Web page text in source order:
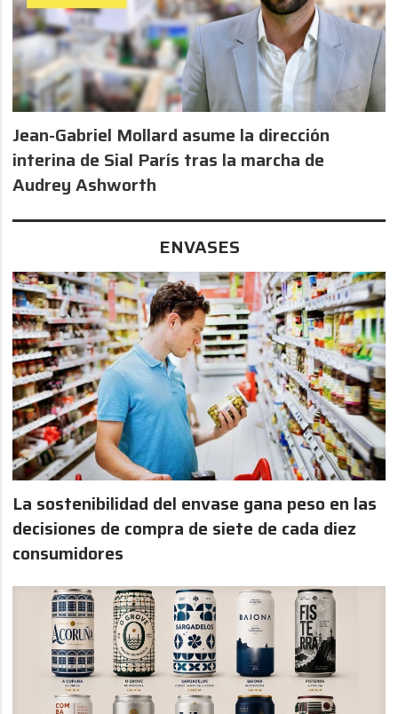
Jean-Gabriel Mollard asume la dirección
interina de Sial París tras la marcha de
Audrey Ashworth
ENVASES
La sostenibilidad del envase gana peso en las
decisiones de compra de siete de cada diez
consumidores